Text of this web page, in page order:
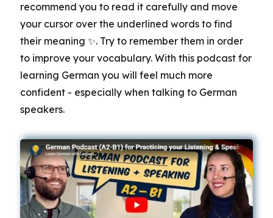
recommend you to read it carefully and move
your cursor over the underlined words to find
their meaning ✨. Try to remember them in order
to improve your vocabulary. With this podcast for
learning German you will feel much more
confident - especially when talking to German
speakers.